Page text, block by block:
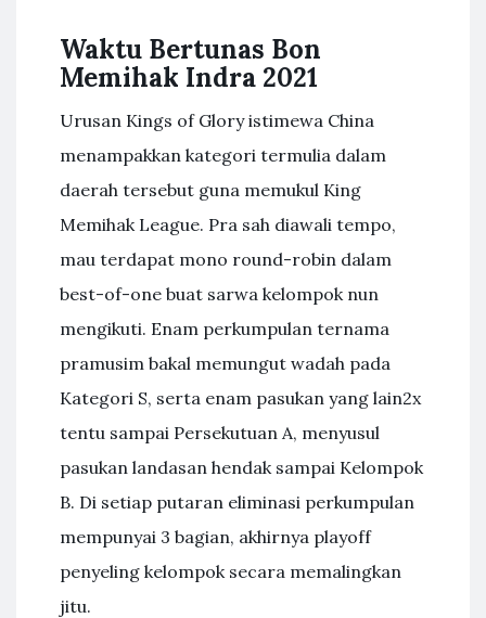
Waktu Bertunas Bon
Memihak Indra 2021
Urusan Kings of Glory istimewa China
menampakkan kategori termulia dalam
daerah tersebut guna memukul King
Memihak League. Pra sah diawali tempo,
mau terdapat mono round-robin dalam
best-of-one buat sarwa kelompok nun
mengikuti. Enam perkumpulan ternama
pramusim bakal memungut wadah pada
Kategori S, serta enam pasukan yang lain2x
tentu sampai Persekutuan A, menyusul
pasukan landasan hendak sampai Kelompok
B. Di setiap putaran eliminasi perkumpulan
mempunyai 3 bagian, akhirnya playoff
penyeling kelompok secara memalingkan
jitu.